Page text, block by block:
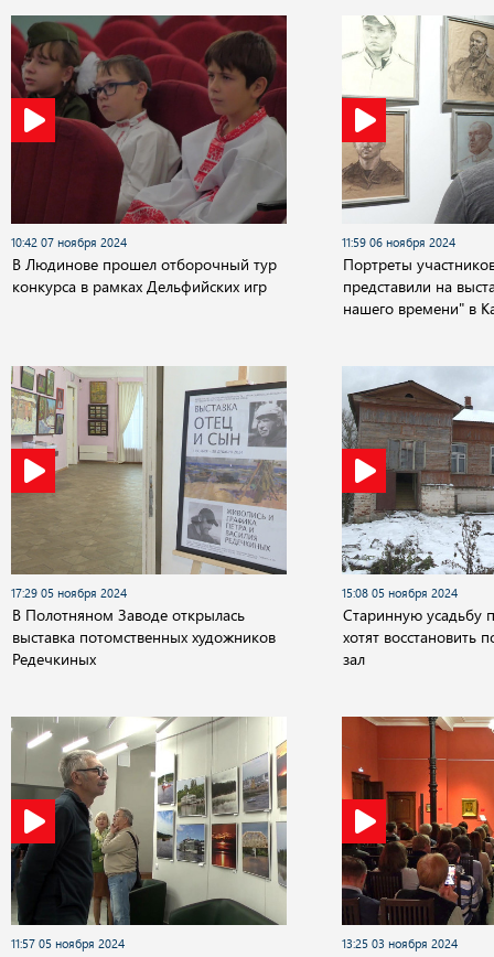
10:42 07 ноября 2024
В Людинове прошел отборочный тур
конкурса в рамках Дельфийских игр
11:59 06 ноября 2024
Портреты
представили на
нашего времени" в
17:29 05 ноября 2024
В Полотняном Заводе открылась
выставка потомственных художников
Редечкиных
15:08 05 ноября 2024
Старинную усадьбу
хотят восстановить
зал
11:57 05 ноября 2024 13:25 03 ноября 2024